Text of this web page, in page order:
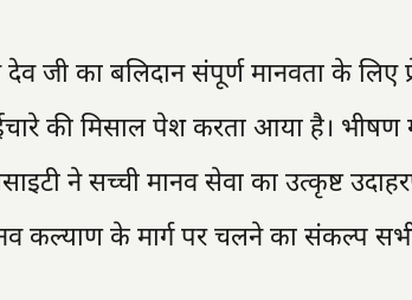
जी का बलिदान संपूर्ण मानवता के लिए
की मिसाल पेश करता आया है। भीषण
ने सच्ची मानव सेवा का उत्कृष्ट
कल्याण के मार्ग पर चलने का संकल्प